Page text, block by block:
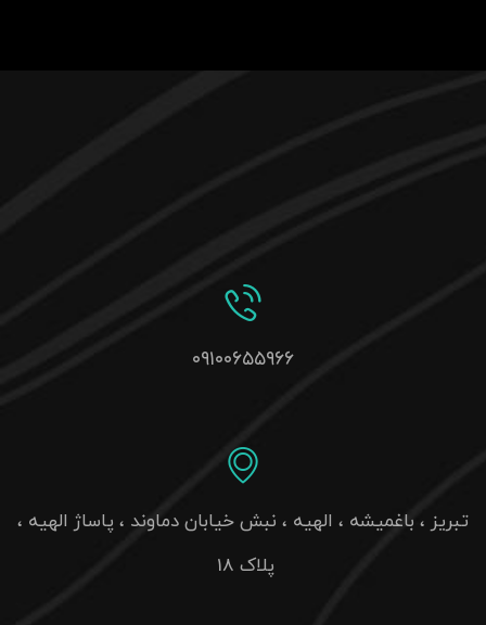
۰۹۱۰۰۶۵۵۹۶۶
تبریز ، باغمیشه ، الهیه ، نبش خیابان دماوند ، پاساژ الهیه ،
پلاک 18